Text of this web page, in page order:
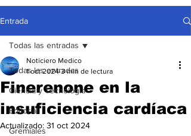
Entrada
Todas las entradas
Ciencia y Tecnología
Editorial
Gremiales
Todas las entradas
Finerenone en la
insuficiencia cardíaca
Noticiero Medico
1 oct 2024 3 min de lectura
Actualizado: 31 oct 2024